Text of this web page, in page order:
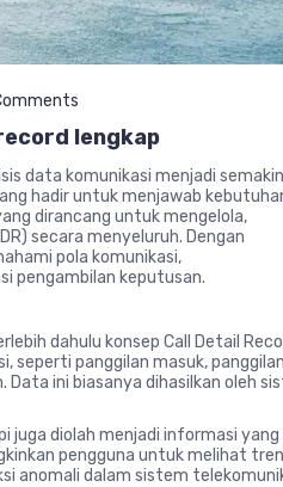
lengkap
data komunikasi menjadi semakin
hadir untuk menjawab
dirancang untuk mengelola,
secara menyeluruh. Dengan
pola komunikasi,
pengambilan keputusan.
dahulu konsep Call Detail
seperti panggilan masuk, panggilan
Data ini biasanya dihasilkan oleh
juga diolah menjadi informasi yang
pengguna untuk melihat tren
anomali dalam sistem